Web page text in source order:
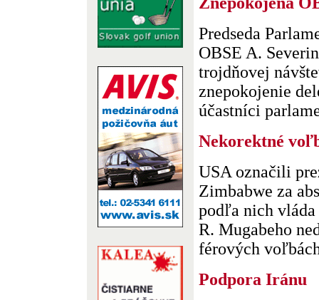
Predseda
OBSE A.
trojdňovej
znepokojenie
účastníci
Nekorektné
USA označili
Zimbabwe za
podľa nich vláda
R. Mugabeho
férových
Podpora Iránu